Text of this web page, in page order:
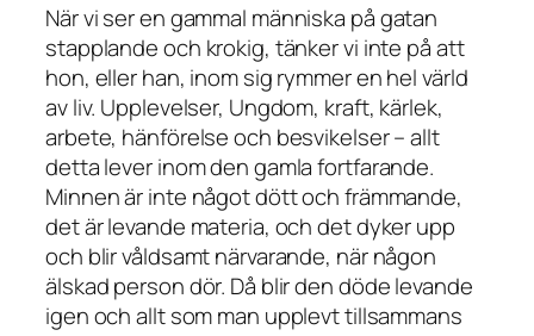
När vi ser en gammal människa på gatan
stapplande och krokig, tänker vi inte på att
hon, eller han, inom sig rymmer en hel värld
av liv. Upplevelser, Ungdom, kraft, kärlek,
arbete, hänförelse och besvikelser – allt
detta lever inom den gamla fortfarande.
Minnen är inte något dött och främmande,
det är levande materia, och det dyker upp
och blir våldsamt närvarande, när någon
älskad person dör. Då blir den döde levande
igen och allt som man upplevt tillsammans